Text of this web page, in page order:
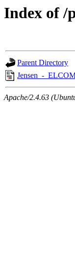
Index of /
Parent Directory
Jensen_-
Apache/2.4.63